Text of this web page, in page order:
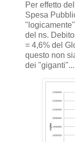
Per effetto
Spesa
del ns.
= 4,6% del
questo non
dei